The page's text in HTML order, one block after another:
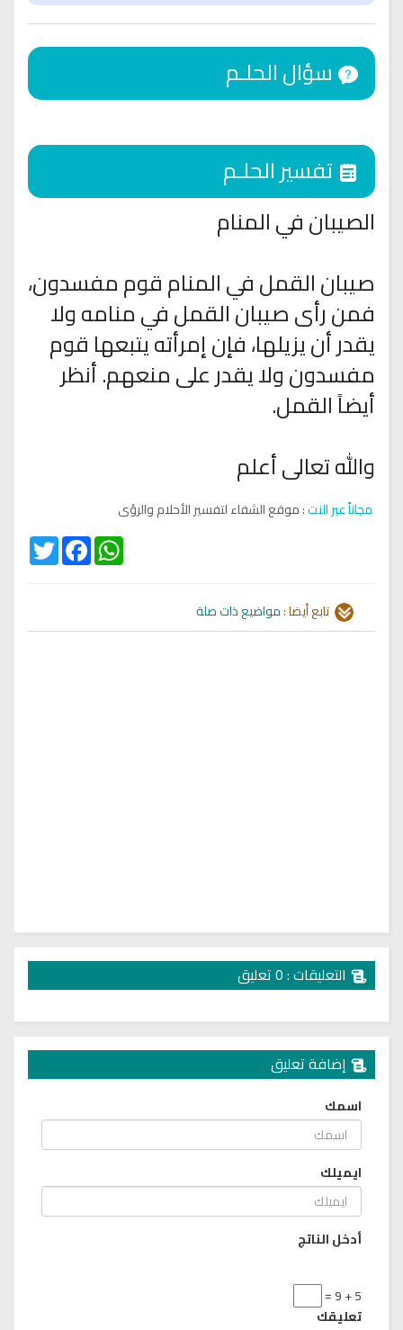
الصيبان في المنام
صيبان القمل في المنام قوم مفسدون،
فمن رأى صيبان القمل في منامه ولا
يقدر أن يزيلها، فإن إمرأته يتبعها قوم
مفسدون ولا يقدر على منعهم. أنظر
أيضاً القمل.
والله تعالى أعلم
مجاناً عبر النت: موقع الشفاء لتفسير الأحلام والرؤى
Twitter
FacebookWhatsApp
تابع أيضا :مواضيع ذات صلة
التعليقات : 0 تعليق
إضافة تعليق
اسمك
ايميلك
أدخل الناتج
5 + 9 =
تعليقك